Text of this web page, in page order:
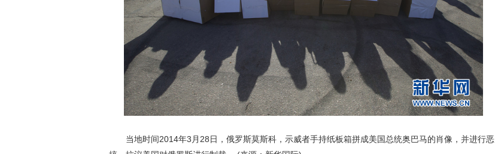
当地时间2014年3月28日，俄罗斯莫斯科，示威者手持纸板箱拼成美国总统奥巴马的肖像，并进行恶